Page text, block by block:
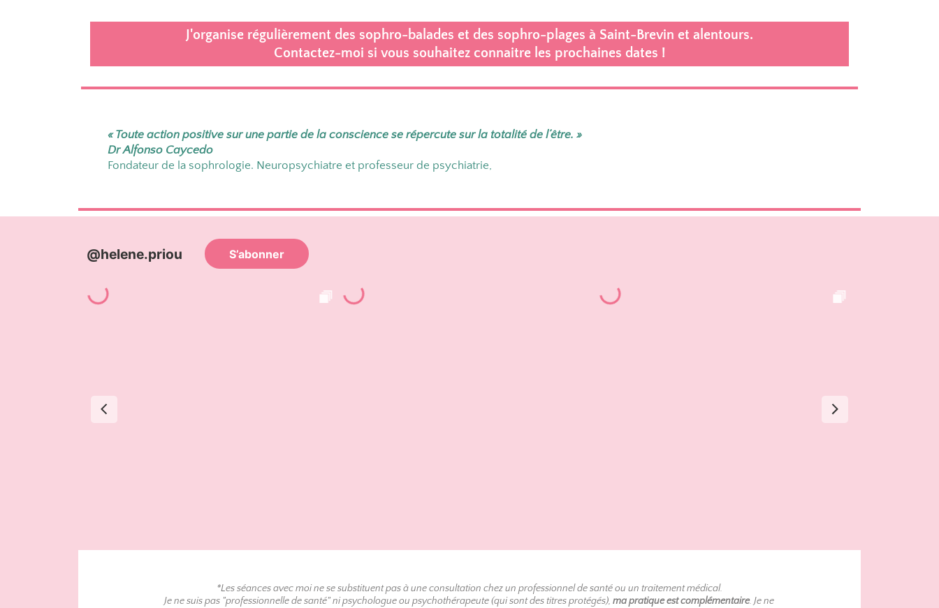
J'organise régulièrement des sophro-balades et des sophro-plages à Saint-Brevin et alentours.
Contactez-moi si vous souhaitez connaitre les prochaines dates !
« Toute action positive sur une partie de la conscience se répercute sur la totalité de l’être. »
Dr Alfonso Caycedo
Fondateur de la sophrologie. Neuropsychiatre et professeur de psychiatrie,
*Les séances avec moi ne se substituent pas à une consultation chez un professionnel de santé ou un traitement médical.
Je ne suis pas "professionnelle de santé" ni psychologue ou psychothérapeute (qui sont des titres protégés),ma pratique est complémentaire. Je ne